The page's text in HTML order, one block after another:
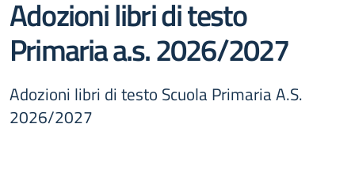
Adozioni libri di testo
Primaria a.s. 2026/2027
Adozioni libri di testo Scuola Primaria A.S.
2026/2027